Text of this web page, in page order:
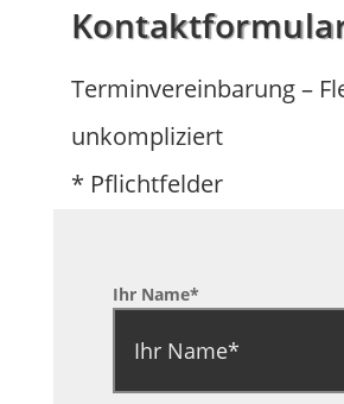
Terminvereinbarung –
unkompliziert
* Pflichtfelder
Ihr Name*